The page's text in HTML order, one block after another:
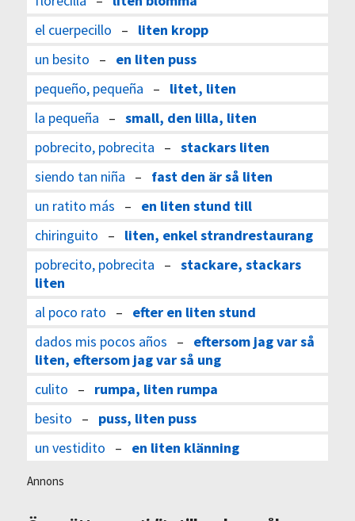
el cuerpecillo – liten kropp
un besito – en liten puss
pequeño, pequeña – litet, liten
la pequeña – small, den lilla, liten
pobrecito, pobrecita – stackars liten
siendo tan niña – fast den är så liten
un ratito más – en liten stund till
chiringuito – liten, enkel strandrestaurang
pobrecito, pobrecita – stackare, stackars
liten
al poco rato – efter en liten stund
dados mis pocos años – eftersom jag var så
liten, eftersom jag var så ung
culito – rumpa, liten rumpa
besito – puss, liten puss
un vestidito – en liten klänning
Annons